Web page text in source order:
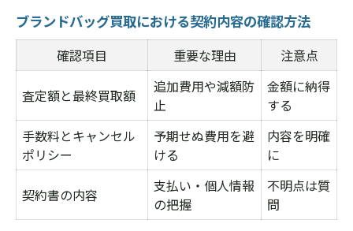
ブランドバッグ買取における契約内容の確認方法
確認項目 重要な理由 注意点
査定額と最終買取額
追加費用や減額防
止
金額に納得
する
手数料とキャンセル
ポリシー
予期せぬ費用を避
ける
内容を明確
に
契約書の内容
支払い・個人情報
の把握
不明点は質
問